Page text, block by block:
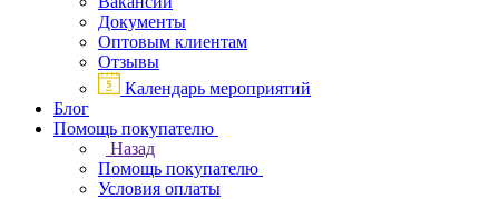
Документы
Оптовым клиентам
Отзывы
Календарь мероприятий
Блог
Помощь покупателю
Назад
Помощь покупателю
Условия оплаты